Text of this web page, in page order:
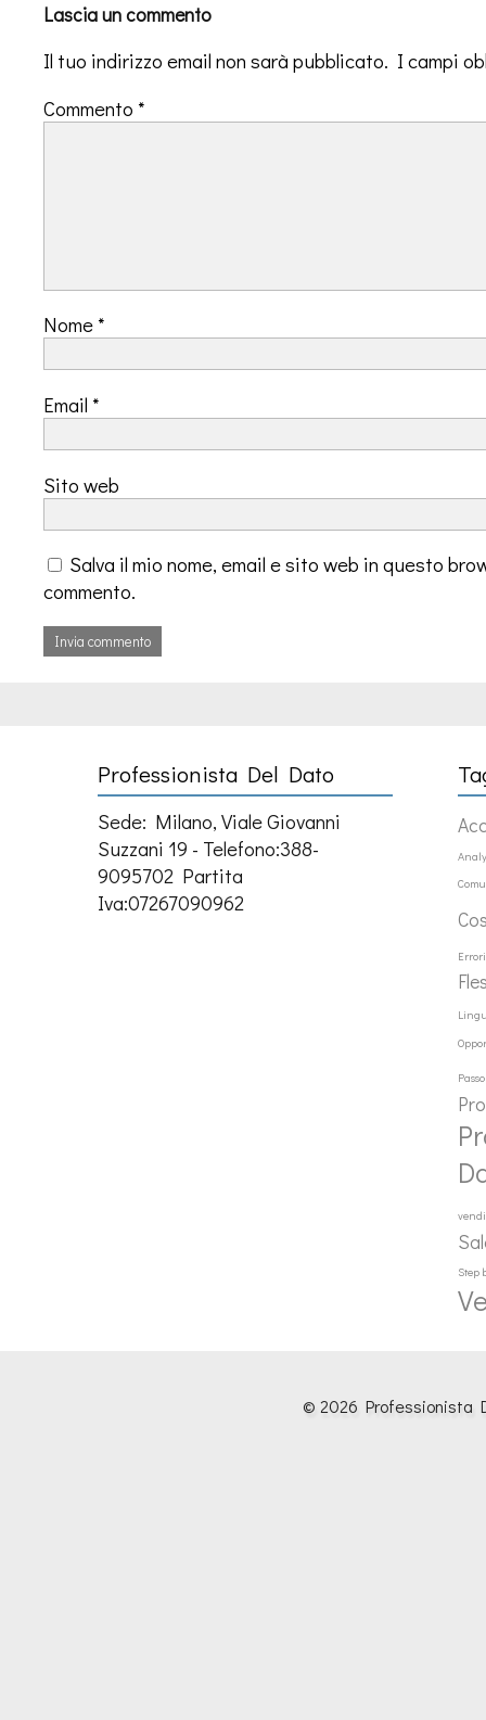
Lascia un commento
Il tuo indirizzo email non sarà pubblicato. I campi
Commento *
Nome *
Email *
Sito web
Salva il mio nome, email e sito web in questo
commento.
Professionista Del Dato
Sede: Milano, Viale Giovanni
Suzzani 19 - Telefono:388-
9095702 Partita
Iva:07267090962
Errori
Passo
Step
© 2026 Professionista